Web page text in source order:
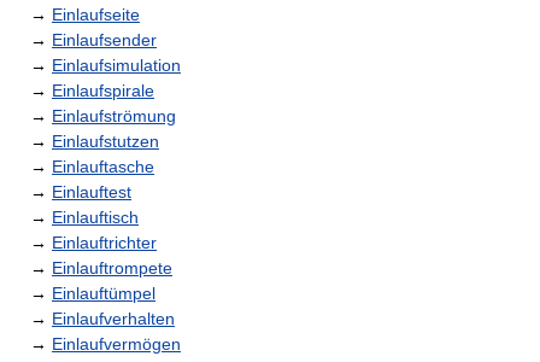
→ Einlaufseite
→ Einlaufsender
→ Einlaufsimulation
→ Einlaufspirale
→ Einlaufströmung
→ Einlaufstutzen
→ Einlauftasche
→ Einlauftest
→ Einlauftisch
→ Einlauftrichter
→ Einlauftrompete
→ Einlauftümpel
→ Einlaufverhalten
→ Einlaufvermögen